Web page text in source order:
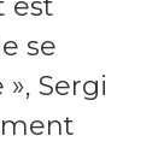
est
se
Sergi